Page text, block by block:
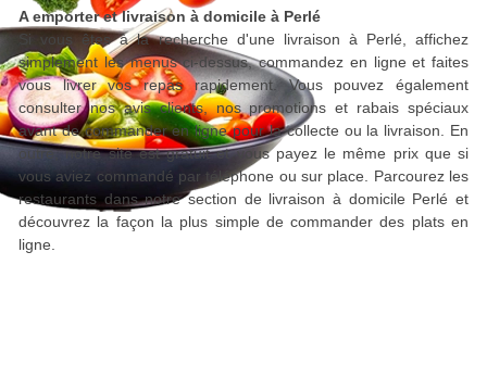
A emporter et livraison à domicile à Perlé
Si vous êtes à la recherche d'une livraison à Perlé, affichez
simplement les menus ci-dessus, commandez en ligne et faites
vous livrer vos repas rapidement. Vous pouvez également
consulter nos avis clients, nos promotions et rabais spéciaux
avant de commander en ligne pour la collecte ou la livraison. En
outre, notre site est gratuit et vous payez le même prix que si
vous aviez commandé par téléphone ou sur place. Parcourez les
restaurants dans notre section de livraison à domicile Perlé et
découvrez la façon la plus simple de commander des plats en
ligne.